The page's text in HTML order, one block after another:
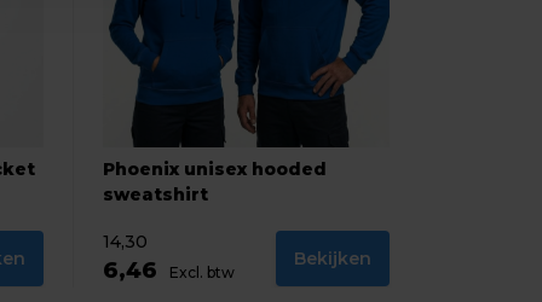
Phoenix unisex hooded
sweatshirt
14,30
6,46 Excl. btw
Bekijken